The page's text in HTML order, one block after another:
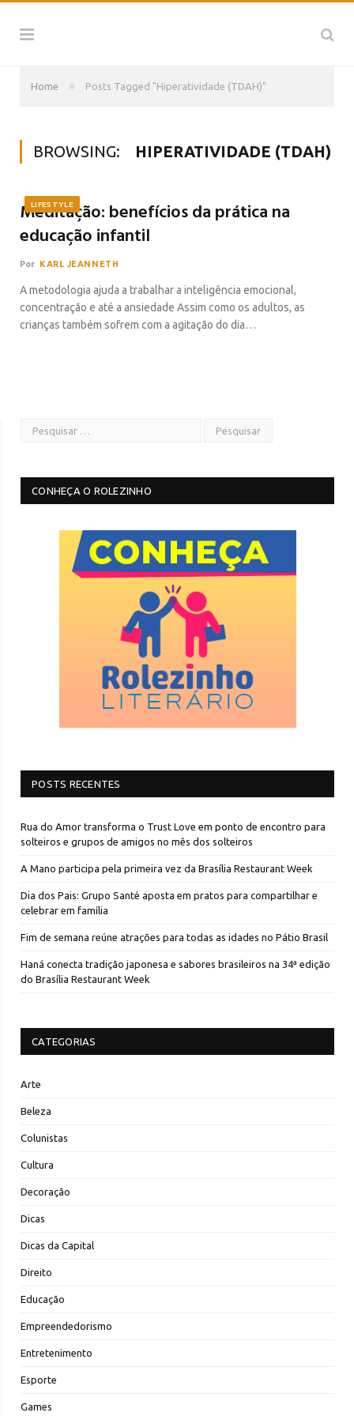
Home » Posts Tagged "Hiperatividade (TDAH)"
BROWSING: HIPERATIVIDADE (TDAH)
LIFESTYLE
Meditação: benefícios da prática na
educação infantil
Por KARL JEANNETH
A metodologia ajuda a trabalhar a inteligência emocional,
concentração e até a ansiedade Assim como os adultos, as
crianças também sofrem com a agitação do dia…
CONHEÇA O ROLEZINHO
POSTS RECENTES
Rua do Amor transforma o Trust Love em ponto de encontro para
solteiros e grupos de amigos no mês dos solteiros
A Mano participa pela primeira vez da Brasília Restaurant Week
Dia dos Pais: Grupo Santé aposta em pratos para compartilhar e
celebrar em família
Fim de semana reúne atrações para todas as idades no Pátio Brasil
Haná conecta tradição japonesa e sabores brasileiros na 34ª edição
do Brasília Restaurant Week
CATEGORIAS
Arte
Beleza
Colunistas
Cultura
Decoração
Dicas
Dicas da Capital
Direito
Educação
Empreendedorismo
Entretenimento
Esporte
Games